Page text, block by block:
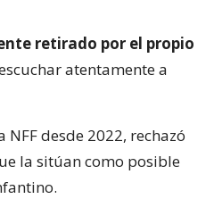
retirado por el propio
atentamente a
NFF desde 2022, rechazó
la sitúan como posible